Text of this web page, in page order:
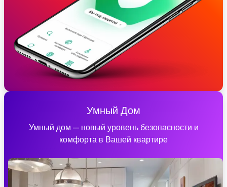
Умный Дом
Умный дом — новый уровень безопасности и
комфорта в Вашей квартире